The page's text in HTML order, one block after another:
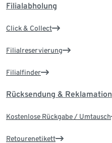
Filialabholung
Click & Collect
Filialreservierung
Filialfinder
Rücksendung & Reklamation
Kostenlose Rückgabe / Umtausch
Retourenetikett